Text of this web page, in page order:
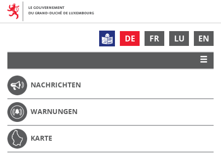
DE FR LU EN
NACHRICHTEN
WARNUNGEN
KARTE